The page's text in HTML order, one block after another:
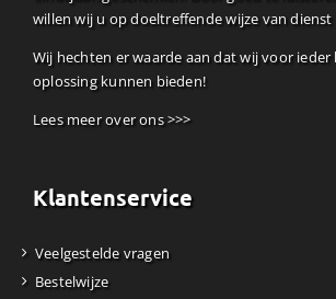
willen wij u op doeltreffende wijze van dienst
Wij hechten er waarde aan dat wij voor ieder
oplossing kunnen bieden!
Lees meer over ons >>>
Klantenservice
Veelgestelde vragen
Bestelwijze